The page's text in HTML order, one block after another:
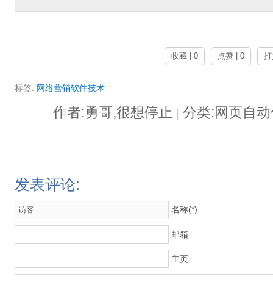
收藏 | 0 点赞 | 0
标签: 网络营销软件技术
作者:勇哥,很想停止 分类:网页自
发表评论:
名称(*)
邮箱
主页